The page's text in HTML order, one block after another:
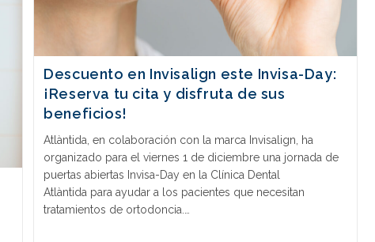
Descuento en Invisalign este Invisa-Day:
¡Reserva tu cita y disfruta de sus
beneficios!
Atlàntida, en colaboración con la marca Invisalign, ha
organizado para el viernes 1 de diciembre una jornada de
puertas abiertas Invisa-Day en la Clínica Dental
Atlàntida para ayudar a los pacientes que necesitan
tratamientos de ortodoncia.…